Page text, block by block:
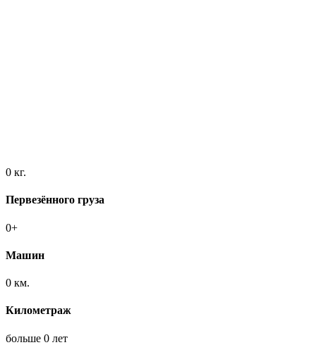
0 кг.
Первезённого груза
0+
Машин
0 км.
Километраж
больше 0 лет